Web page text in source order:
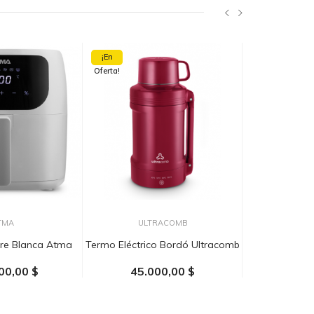
Blanca Atma
$
¡En
Oferta!
ULTRACOMB
Termo Eléctrico Bordó Ultracomb
45.000,00 $